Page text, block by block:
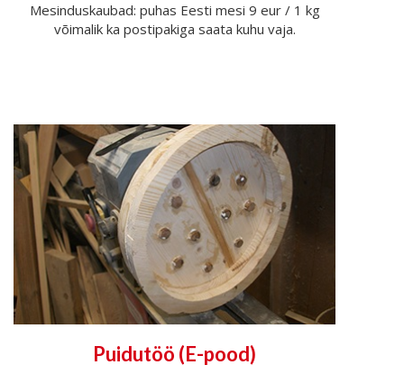
Mesinduskaubad: puhas Eesti mesi 9 eur / 1 kg
võimalik ka postipakiga saata kuhu vaja.
Puidutöö (E-pood)